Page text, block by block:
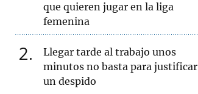
que quieren jugar en la liga
femenina
2
Llegar tarde al trabajo unos
minutos no basta para justificar
un despido